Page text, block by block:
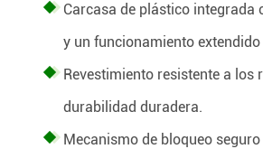
Carcasa de plástico
y un funcionamiento
Revestimiento resistente a los
durabilidad duradera.
Mecanismo de bloqueo